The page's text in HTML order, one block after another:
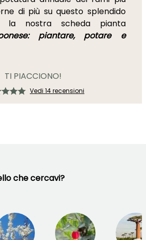
di più su questo splendido
la nostra scheda pianta
piantare, potare e
TI PIACCIONO!
Vedi 14 recensioni
che cercavi?